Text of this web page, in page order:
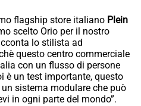
flagship store italiano Plein
scelto Orio per il nostro
lo stilista ad
questo centro commerciale
con un flusso di persone
è un test importante, questo
sistema modulare che può
in ogni parte del mondo”.